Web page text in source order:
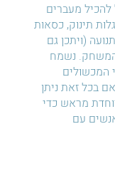
מעברים
תינוק, כסאות
(ויתכן גם
המשחק. נשמח
המכשולים
בכל זאת ניתן
מראש כדי
עם